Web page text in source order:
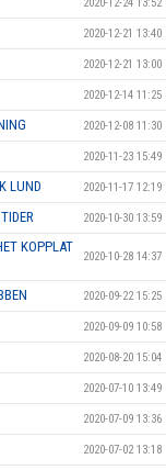
2020-12-21 13:40
2020-12-21 13:00
2020-12-14 11:25
2020-12-08 11:30
2020-11-23 15:49
LUND 2020-11-17 12:19
2020-10-30 13:59
KOPPLAT
2020-10-28 14:37
2020-09-22 15:25
2020-09-09 10:58
2020-08-20 15:04
2020-07-10 13:49
2020-07-09 13:36
2020-07-02 13:18